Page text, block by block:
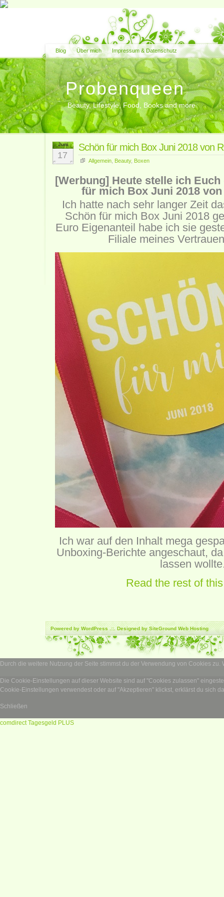
Blog Über mich Impressum & Datenschutz
Probenqueen
Beauty, Lifestyle, Food, Books and more
Juni
17
Schön für mich Box Juni 2018 von
Allgemein Beauty, Boxen
[Werbung] Heute stelle ich
für mich Box Juni 2018
Ich hatte nach sehr langer Zeit
Schön für mich Box Juni 2018
Euro Eigenanteil habe ich sie
Filiale meines
Ich war auf den Inhalt mega
Unboxing-Berichte angeschaut,
lassen
Read the rest of
Powered byWordPress.::. Designed by SiteGroundWeb Hosting
Durch die weitere Nutzung der Seite stimmst du der Verwendung von Cookies zu.
Die Cookie-Einstellungen auf dieser Website sind auf "Cookies zulassen"
Cookie-Einstellungen verwendest oder auf "Akzeptieren" klickst, erklärst du sich
Schließen
comdirect Tagesgeld PLUS